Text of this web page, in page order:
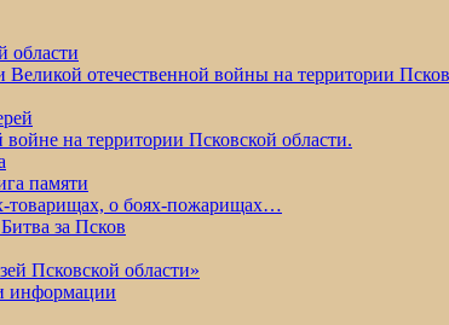
области
отечественной войны на территории
на территории Псковской области.
памяти
о боях-пожарищах…
за Псков
Псковской области»
информации